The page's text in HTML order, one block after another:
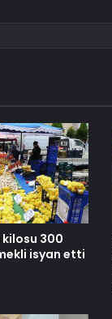
kilosu 300
isyan etti